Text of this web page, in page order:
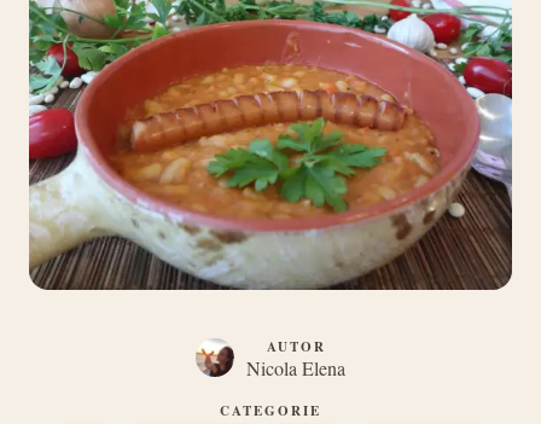
AUTOR
Nicola Elena
CATEGORIE